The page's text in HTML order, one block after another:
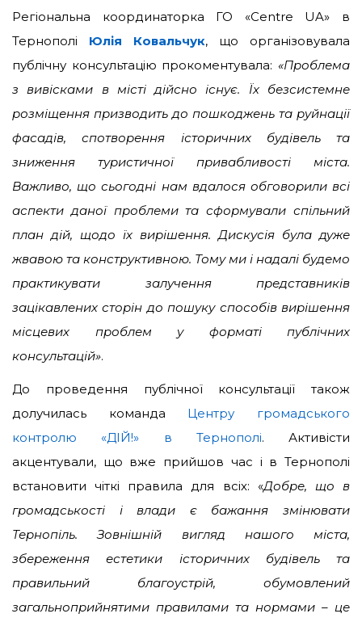
Регіональна координаторка ГО «Centre UA» в
Тернополі Юлія Ковальчук, що організовувала
публічну консультацію прокоментувала: «Проблема
з вивісками в місті дійсно існує. Їх безсистемне
розміщення призводить до пошкоджень та руйнації
фасадів, спотворення історичних будівель та
зниження туристичної привабливості міста.
Важливо, що сьогодні нам вдалося обговорили всі
аспекти даної проблеми та сформували спільний
план дій, щодо їх вирішення. Дискусія була дуже
жвавою та конструктивною. Тому ми і надалі будемо
практикувати залучення представників
зацікавлених сторін до пошуку способів вирішення
місцевих проблем у форматі публічних
консультацій».
До проведення публічної консультації також
долучилась команда Центру громадського
контролю «ДІЙ!» в Тернополі. Активісти
акцентували, що вже прийшов час і в Тернополі
встановити чіткі правила для всіх: «Добре, що в
громадськості і влади є бажання змінювати
Тернопіль. Зовнішній вигляд нашого міста,
збереження естетики історичних будівель та
правильний благоустрій, обумовлений
загальноприйнятими правилами та нормами – це